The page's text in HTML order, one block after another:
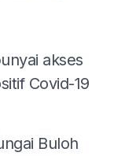
akses
Covid-19
Buloh